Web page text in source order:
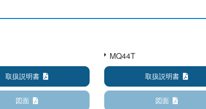
取扱説明書
図面
MQ44T
取扱説明書
図面